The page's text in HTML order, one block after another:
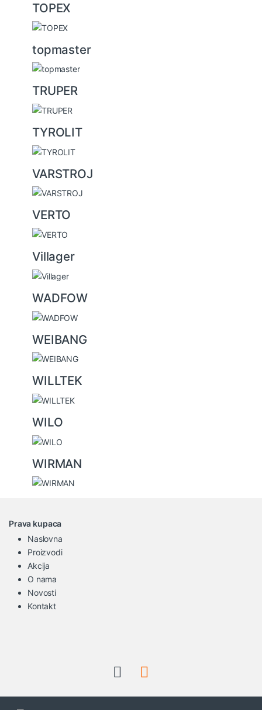
TOPEX
topmaster
TRUPER
TYROLIT
VARSTROJ
VERTO
Villager
WADFOW
WEIBANG
WILLTEK
WILO
WIRMAN
Prava kupaca
Naslovna
Proizvodi
Akcija
O nama
Novosti
Kontakt